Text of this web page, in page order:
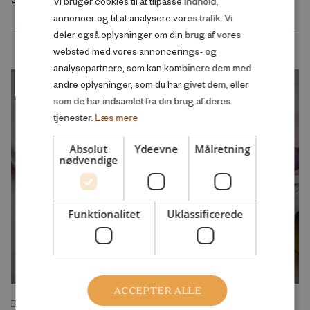
DEBATINDLÆG
annoncer og til at analysere vores trafik. Vi
deler også oplysninger om din brug af vores
websted med vores annoncerings- og
analysepartnere, som kan kombinere dem med
andre oplysninger, som du har givet dem, eller
som de har indsamlet fra din brug af deres
tjenester. Læs mere
Absolut
nødvendige
Ydeevne Målretning
Funktionalitet Uklassificerede
ACCEPTER ALLE